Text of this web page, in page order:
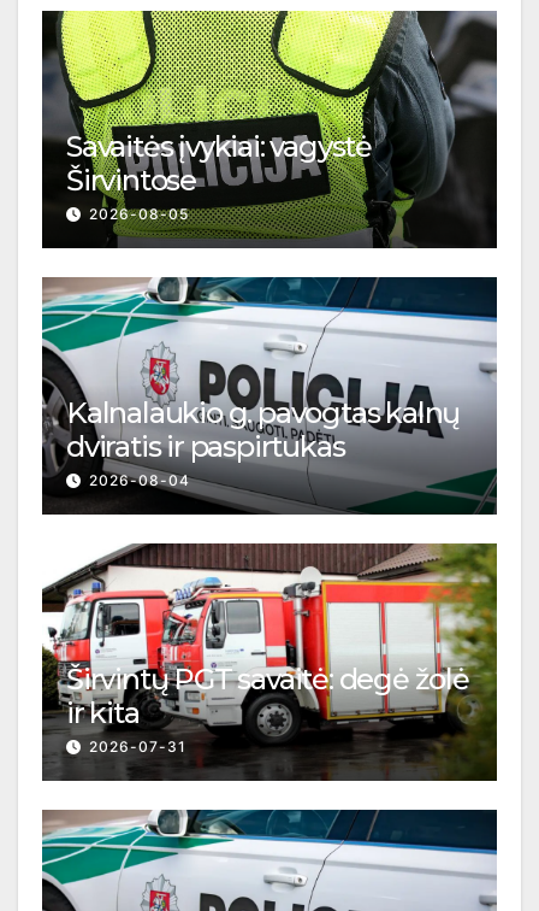
Savaitės įvykiai: vagystė
Širvintose
2026-08-05
Kalnalaukio g. pavogtas kalnų
dviratis ir paspirtukas
2026-08-04
Širvintų PGT savaitė: degė žolė
ir kita
2026-07-31